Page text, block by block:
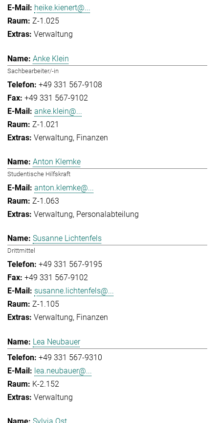
heike.kienert@...
Z-1.025
Verwaltung
Anke Klein
Sachbearbeiter/-in
+49 331 567-9108
+49 331 567-9102
anke.klein@...
Z-1.021
Verwaltung Finanzen
Anton Klemke
Studentische Hilfskraft
anton.klemke@...
Z-1.063
Verwaltung Personalabteilung
Susanne Lichtenfels
Drittmittel
+49 331 567-9195
+49 331 567-9102
susanne.lichtenfels@...
Z-1.105
Verwaltung Finanzen
Lea Neubauer
+49 331 567-9310
lea.neubauer@...
K-2.152
Verwaltung